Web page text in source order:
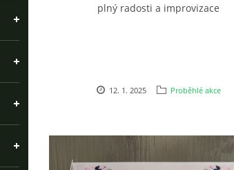
plný radosti a improvizace
12. 1. 2025 Proběhlé akce